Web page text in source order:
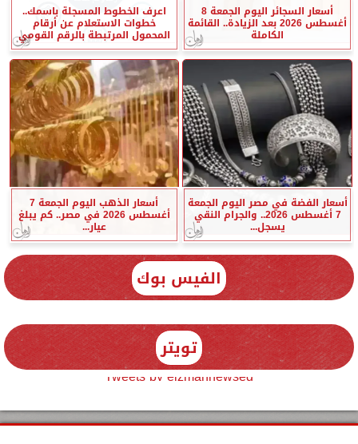
أسعار السجائر اليوم الجمعة 8
أغسطس 2026 بعد الزيادة.. القائمة
الكاملة
اعرف الخطوط المسجلة باسمك..
خطوات الاستعلام عن أرقام
المحمول المرتبطة بالرقم القومي
أسعار الفضة في مصر اليوم الجمعة
7 أغسطس 2026.. والجرام النقي
يسجل...
أسعار الذهب اليوم الجمعة 7
أغسطس 2026 في مصر.. كم يبلغ
عيار...
الفيس بوك
تويتر
Tweets by elzmannewseg